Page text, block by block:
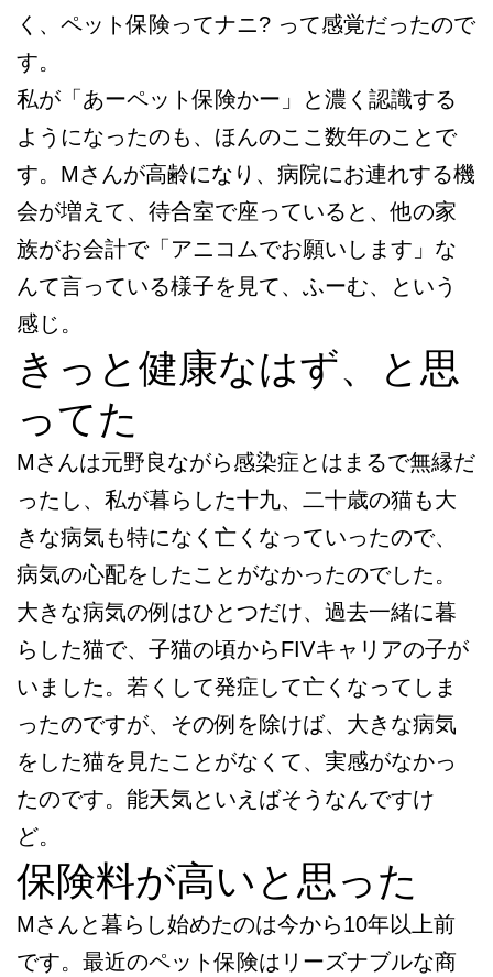
く、ペット保険ってナニ? って感覚だったので
す。
私が「あーペット保険かー」と濃く認識する
ようになったのも、ほんのここ数年のことで
す。Mさんが高齢になり、病院にお連れする機
会が増えて、待合室で座っていると、他の家
族がお会計で「アニコムでお願いします」な
んて言っている様子を見て、ふーむ、という
感じ。
きっと健康なはず、と思
ってた
Mさんは元野良ながら感染症とはまるで無縁だ
ったし、私が暮らした十九、二十歳の猫も大
きな病気も特になく亡くなっていったので、
病気の心配をしたことがなかったのでした。
大きな病気の例はひとつだけ、過去一緒に暮
らした猫で、子猫の頃からFIVキャリアの子が
いました。若くして発症して亡くなってしま
ったのですが、その例を除けば、大きな病気
をした猫を見たことがなくて、実感がなかっ
たのです。能天気といえばそうなんですけ
ど。
保険料が高いと思った
Mさんと暮らし始めたのは今から10年以上前
です。最近のペット保険はリーズナブルな商